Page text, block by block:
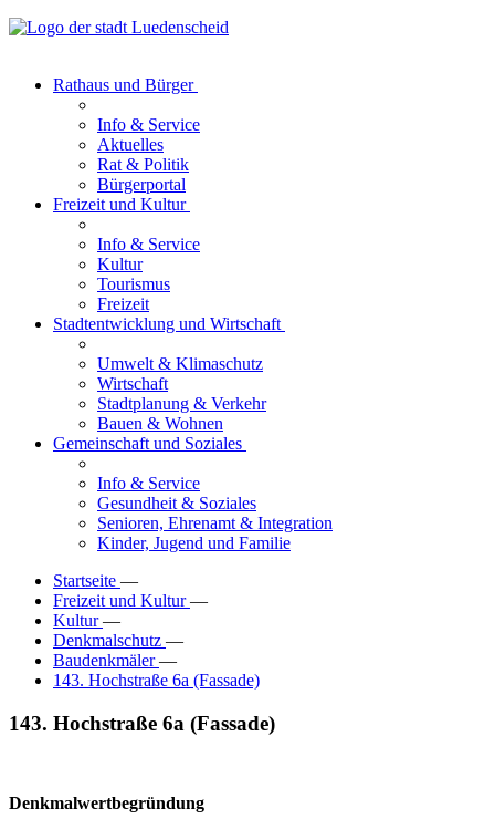
Rathaus und Bürger
Info & Service
Aktuelles
Rat & Politik
Bürgerportal
Freizeit und Kultur
Info & Service
Kultur
Tourismus
Freizeit
Stadtentwicklung und Wirtschaft
Umwelt & Klimaschutz
Wirtschaft
Stadtplanung & Verkehr
Bauen & Wohnen
Gemeinschaft und Soziales
Info & Service
Gesundheit & Soziales
Senioren, Ehrenamt & Integration
Kinder, Jugend und Familie
Startseite —
Freizeit und Kultur—
Kultur—
Denkmalschutz —
Baudenkmäler—
143. Hochstraße 6a (Fassade)
143. Hochstraße 6a (Fassade)
Denkmalwertbegründung